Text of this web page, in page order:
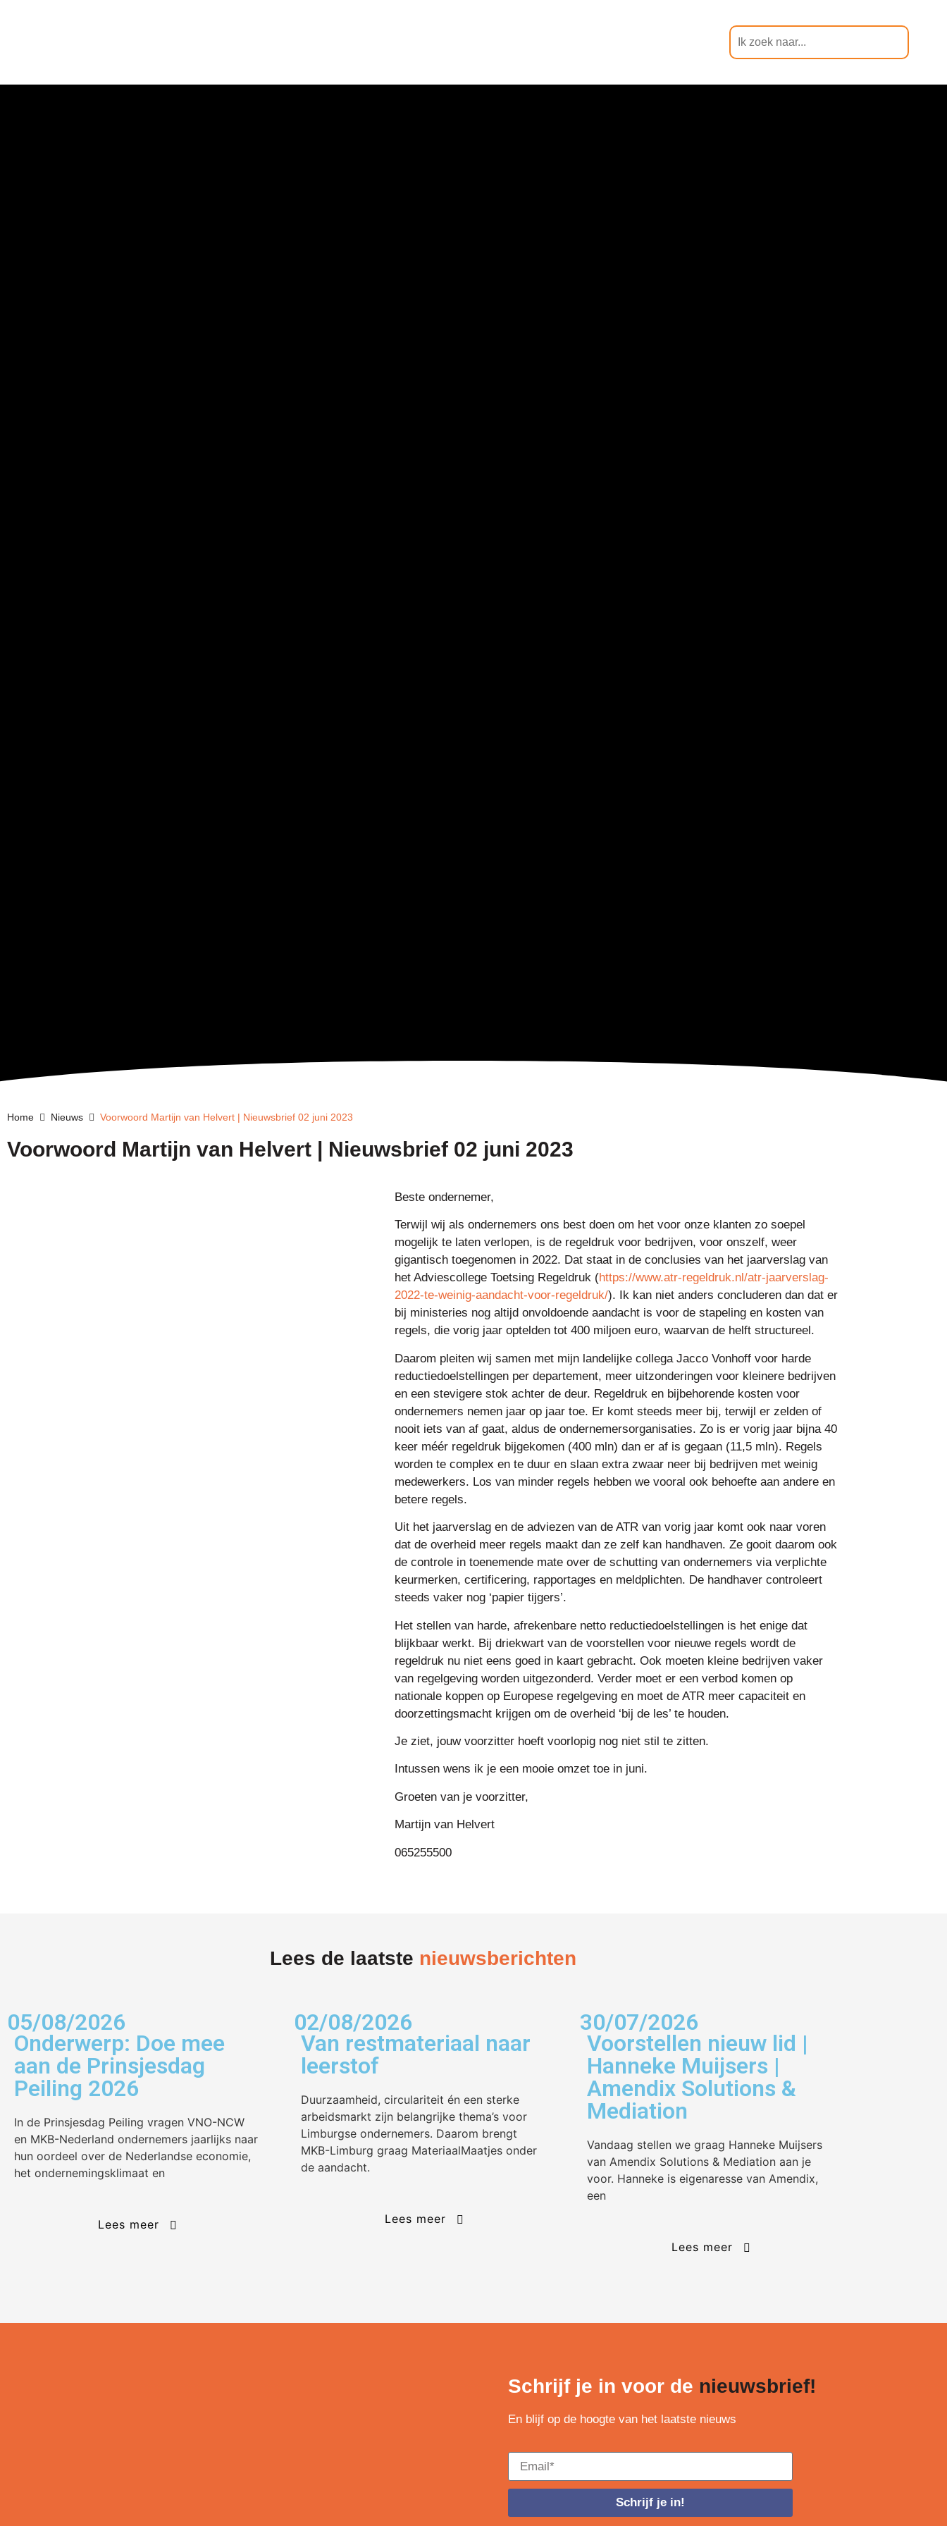
Home Nieuws Voorwoord Martijn van Helvert | Nieuwsbrief 02 juni 2023
Voorwoord Martijn van Helvert | Nieuwsbrief 02 juni 2023
Beste ondernemer,
Terwijl wij als ondernemers ons best doen om het voor onze klanten zo soepel
mogelijk te laten verlopen, is de regeldruk voor bedrijven, voor onszelf, weer
gigantisch toegenomen in 2022. Dat staat in de conclusies van het jaarverslag van
het Adviescollege Toetsing Regeldruk (https://www.atr-regeldruk.nl/atr-jaarverslag-
2022-te-weinig-aandacht-voor-regeldruk/). Ik kan niet anders concluderen dan dat er
bij ministeries nog altijd onvoldoende aandacht is voor de stapeling en kosten van
regels, die vorig jaar optelden tot 400 miljoen euro, waarvan de helft structureel.
Daarom pleiten wij samen met mijn landelijke collega Jacco Vonhoff voor harde
reductiedoelstellingen per departement, meer uitzonderingen voor kleinere bedrijven
en een stevigere stok achter de deur. Regeldruk en bijbehorende kosten voor
ondernemers nemen jaar op jaar toe. Er komt steeds meer bij, terwijl er zelden of
nooit iets van af gaat, aldus de ondernemersorganisaties. Zo is er vorig jaar bijna 40
keer méér regeldruk bijgekomen (400 mln) dan er af is gegaan (11,5 mln). Regels
worden te complex en te duur en slaan extra zwaar neer bij bedrijven met weinig
medewerkers. Los van minder regels hebben we vooral ook behoefte aan andere en
betere regels.
Uit het jaarverslag en de adviezen van de ATR van vorig jaar komt ook naar voren
dat de overheid meer regels maakt dan ze zelf kan handhaven. Ze gooit daarom ook
de controle in toenemende mate over de schutting van ondernemers via verplichte
keurmerken, certificering, rapportages en meldplichten. De handhaver controleert
steeds vaker nog ‘papier tijgers’.
Het stellen van harde, afrekenbare netto reductiedoelstellingen is het enige dat
blijkbaar werkt. Bij driekwart van de voorstellen voor nieuwe regels wordt de
regeldruk nu niet eens goed in kaart gebracht. Ook moeten kleine bedrijven vaker
van regelgeving worden uitgezonderd. Verder moet er een verbod komen op
nationale koppen op Europese regelgeving en moet de ATR meer capaciteit en
doorzettingsmacht krijgen om de overheid ‘bij de les’ te houden.
Je ziet, jouw voorzitter hoeft voorlopig nog niet stil te zitten.
Intussen wens ik je een mooie omzet toe in juni.
Groeten van je voorzitter,
Martijn van Helvert
065255500
Lees de laatste nieuwsberichten
05/08/2026
Onderwerp: Doe mee
aan de Prinsjesdag
Peiling 2026
In de Prinsjesdag Peiling vragen VNO-NCW
en MKB-Nederland ondernemers jaarlijks naar
hun oordeel over de Nederlandse economie,
het ondernemingsklimaat en
Lees meer
02/08/2026
Van restmateriaal naar
leerstof
Duurzaamheid, circulariteit én een sterke
arbeidsmarkt zijn belangrijke thema’s voor
Limburgse ondernemers. Daarom brengt
MKB-Limburg graag MateriaalMaatjes onder
de aandacht.
Lees meer
30/07/2026
Voorstellen nieuw lid |
Hanneke Muijsers |
Amendix Solutions &
Mediation
Vandaag stellen we graag Hanneke Muijsers
van Amendix Solutions & Mediation aan je
voor. Hanneke is eigenaresse van Amendix,
een
Lees meer
Schrijf je in voor de nieuwsbrief!
En blijf op de hoogte van het laatste nieuws
Schrijf je in!